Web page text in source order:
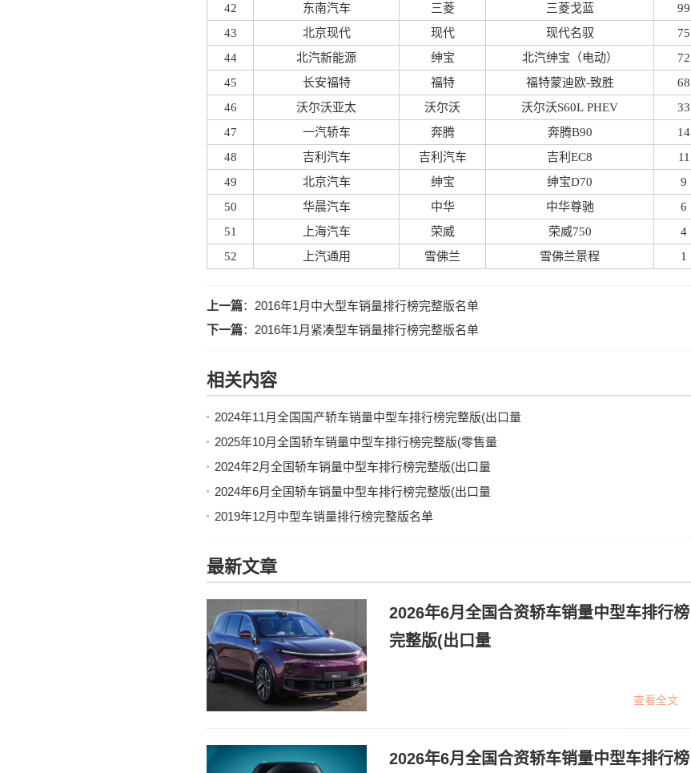
42
东南汽车 三菱 三菱戈蓝
99
43
北京现代 现代 现代名驭
75
44
北汽新能源 绅宝 北汽绅宝（电动）
72
45
长安福特 福特 福特蒙迪欧-致胜
68
46
沃尔沃亚太 沃尔沃 沃尔沃S60L PHEV
33
47
一汽轿车 奔腾 奔腾B90
14
48
吉利汽车 吉利汽车 吉利EC8
11
49
北京汽车 绅宝 绅宝D70
9
50
华晨汽车 中华 中华尊驰
6
51
上海汽车 荣威 荣威750
4
52
上汽通用 雪佛兰 雪佛兰景程 1
上一篇： 2016年1月中大型车销量排行榜完整版名单
下一篇： 2016年1月紧凑型车销量排行榜完整版名单
相关内容
2024年11月全国国产轿车销量中型车排行榜完整版(出口量
2025年10月全国轿车销量中型车排行榜完整版(零售量
2024年2月全国轿车销量中型车排行榜完整版(出口量
2024年6月全国轿车销量中型车排行榜完整版(出口量
2019年12月中型车销量排行榜完整版名单
最新文章
2026年6月全国合资轿车销量中型车排行榜
完整版(出口量
查看全文
2026年6月全国合资轿车销量中型车排行榜